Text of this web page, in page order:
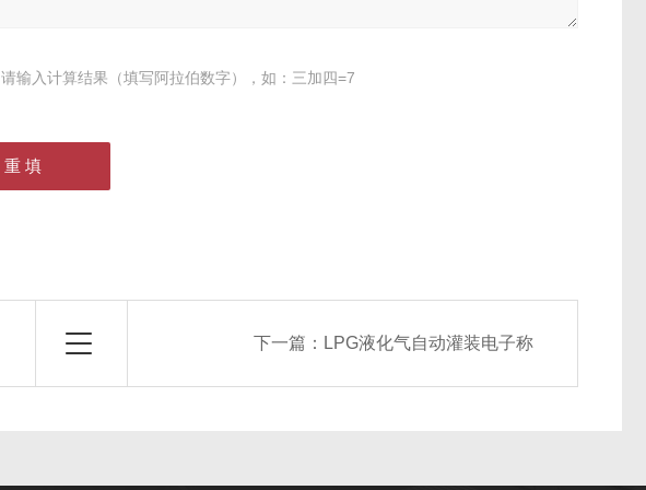
请输入计算结果（填写阿拉伯数字），如：三加四=7
下一篇： LPG液化气自动灌装电子称